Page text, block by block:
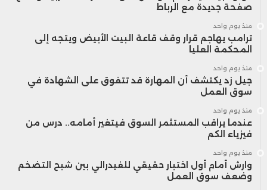
صفحة جديدة مع الرباط
منذ يوم واحد
ترامب يهاجم قرار وقف قاعة البيت الأبيض ويتجه إلى
المحكمة العليا
منذ يوم واحد
جيل زد يكتشف أن المهارة قد تتفوق على الشهادة في
سوق العمل
منذ يوم واحد
عندما يراقب المستثمر السوق فيتغير أمامه.. درس من
فيزياء الكم
منذ يوم واحد
وارش أمام أول اختبار حقيقي للفيدرالي بين شبح التضخم
وضعف سوق العمل